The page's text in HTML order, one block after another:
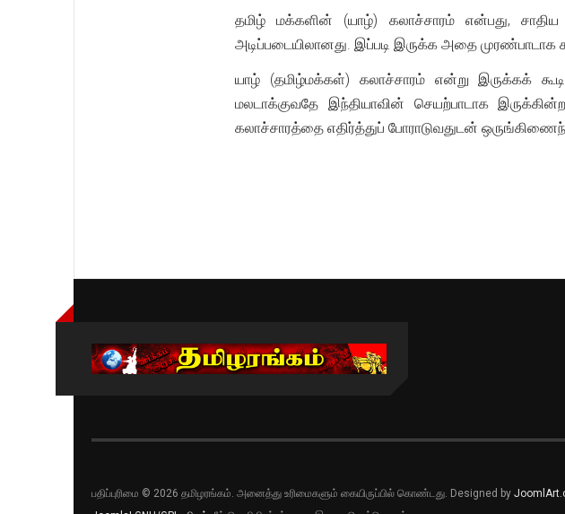
தமிழ் மக்களின் (யாழ்) கலாச்சாரம் என்பது, சாதிய
அடிப்படையிலானது. இப்படி இருக்க அதை முரண்பாடாக
யாழ் (தமிழ்மக்கள்) கலாச்சாரம் என்று இருக்கக்
மலடாக்குவதே இந்தியாவின் செயற்பாடாக
கலாச்சாரத்தை எதிர்த்துப் போராடுவதுடன்
பதிப்புரிமை © 2026 தமிழரங்கம். அனைத்து உரிமைகளும் கையிருப்பில் கொண்டது. Designed by